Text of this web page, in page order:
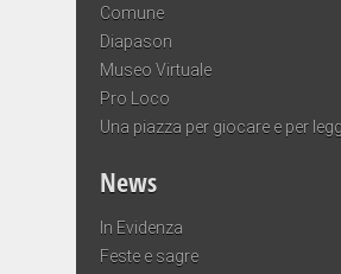
Comune
Diapason
Museo Virtuale
Pro Loco
Una piazza per giocare e per
News
In Evidenza
Feste e sagre